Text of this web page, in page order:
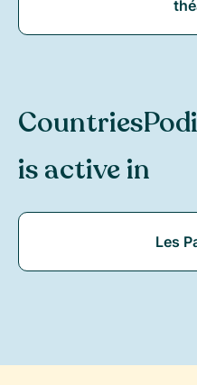
Countries
is active in
Les